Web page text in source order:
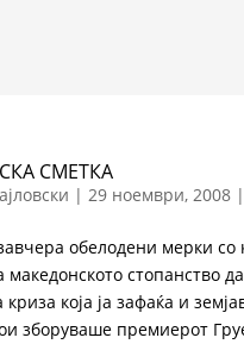
СМЕТКА
|29 ноември, 2008 |
обелодени мерки со
македонското стопанство
криза која ја зафаќа и
зборуваше премиерот